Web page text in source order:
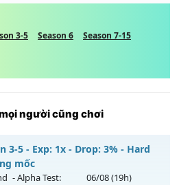
3-5 Season 6
Season 7-15
người cũng chơi
3-5 - Exp: 1x - Drop: 3% - Hard
mốc
- Alpha Test: 06/08(19h)